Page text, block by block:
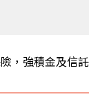
，強積金及信託